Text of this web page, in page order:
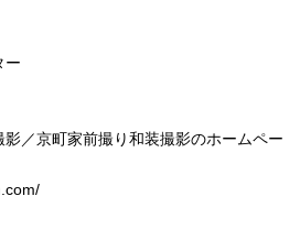
ー
／京町家前撮り和装撮影のホームペー